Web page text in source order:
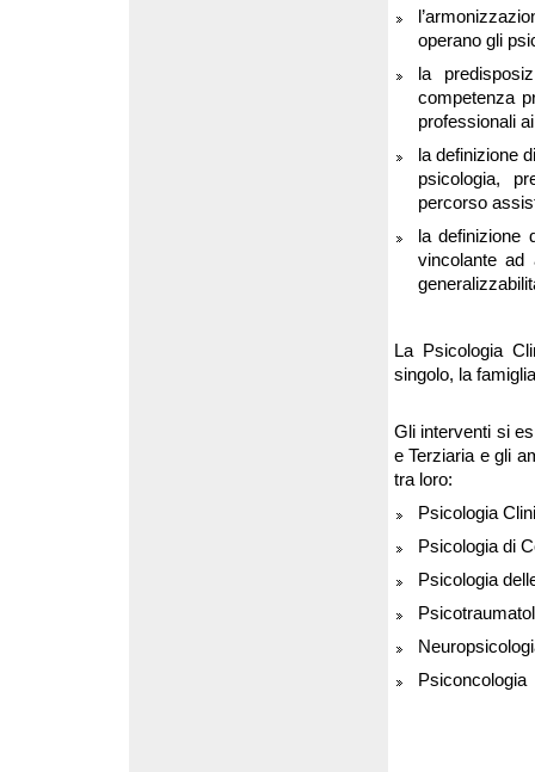
operano gli
la
competenza
professionali
la definizione
psicologia,
percorso
la definizione
vincolante ad
La Psicologia
singolo, la
Gli interventi si
e Terziaria e gli
tra loro:
Psicologia
Psicologia di
Psicologia
Psiconcologia